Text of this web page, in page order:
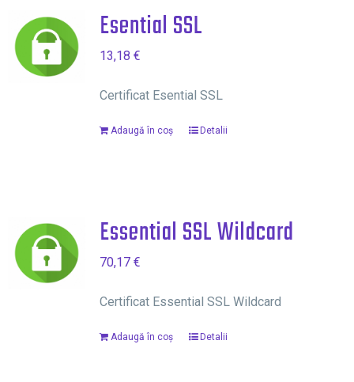
Esential SSL
13,18 €
Certificat Esential SSL
Adaugă în coș Detalii
Essential SSL Wildcard
70,17 €
Certificat Essential SSL Wildcard
Adaugă în coș Detalii